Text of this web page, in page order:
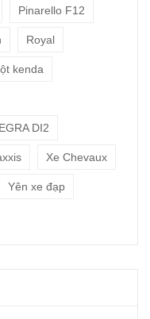
Pinarello F12
Royal
kenda
DI2
Xe Chevaux
Yên xe đạp